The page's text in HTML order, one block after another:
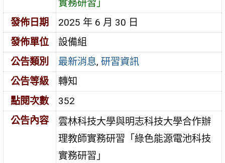
實務研習」
發佈日期
2025 年 6 月 30 日
發佈單位
設備組
公告類別
最新消息,研習資訊
公告等級
轉知
點閱次數
352
公告內容
雲林科技大學與明志科技大學合作辦
理教師實務研習「綠色能源電池科技
實務研習」